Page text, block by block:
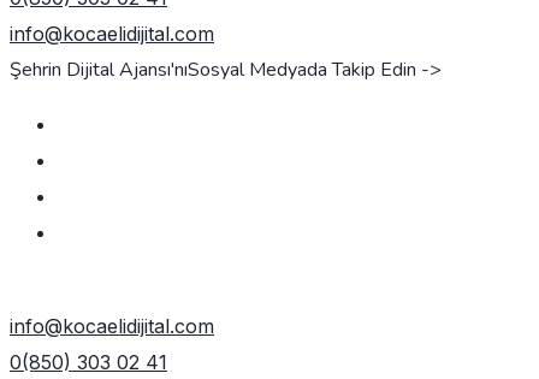
info@kocaelidijital.com
Şehrin Dijital Ajansı'nıSosyal Medyada Takip Edin ->
info@kocaelidijital.com
0(850) 303 02 41